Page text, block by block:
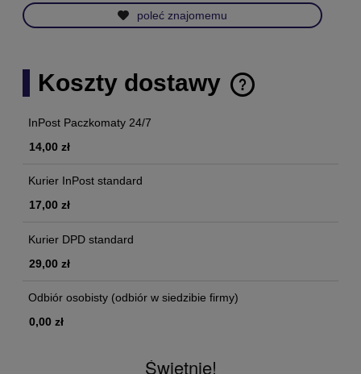
poleć znajomemu
Koszty dostawy
Cena nie zawiera ewentualnych kosztów płatności
InPost Paczkomaty 24/7
14,00 zł
Kurier InPost standard
17,00 zł
Kurier DPD standard
29,00 zł
Odbiór osobisty (odbiór w siedzibie firmy)
0,00 zł
Świetnie!